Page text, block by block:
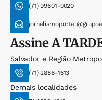
(71) 99601-0020
AssineA
Salvador e Região
(71) 2886-1613
Demais localidades